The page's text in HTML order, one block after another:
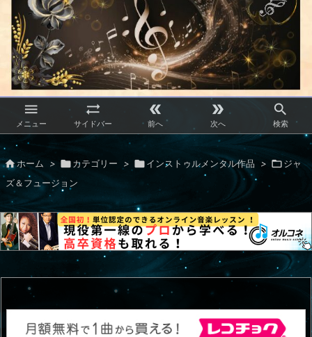

メニュー

サイドバー

前へ

次へ

検索
ホーム > カテゴリー > インストゥルメンタル作品 > ジャ
ズ＆フュージョン